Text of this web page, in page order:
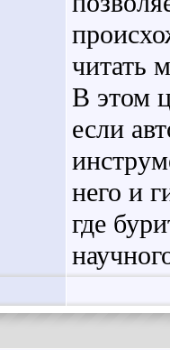
читать
В этом
если
него и
где